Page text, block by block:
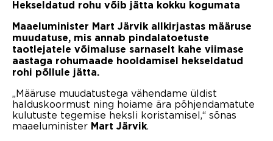
Hekseldatud rohu võib jätta kokku kogumata
Maaeluminister Mart Järvik allkirjastas määruse
muudatuse, mis annab pindalatoetuste
taotlejatele võimaluse sarnaselt kahe viimase
aastaga rohumaade hooldamisel hekseldatud
rohi põllule jätta.
„Määruse muudatustega vähendame üldist
halduskoormust ning hoiame ära põhjendamatute
kulutuste tegemise heksli koristamisel,“ sõnas
maaeluminister Mart Järvik.